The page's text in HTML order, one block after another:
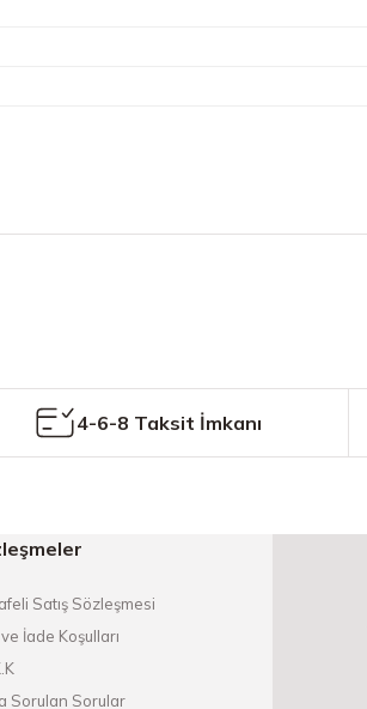
4-6-8 Taksit İmkanı
Satış Sözleşmesi
İade Koşulları
Sorulan Sorular